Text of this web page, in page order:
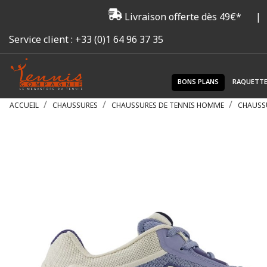
Livraison offerte dès 49€*
|
Service client : +33 (0)1 64 96 37 35
BONS PLANS
ACCUEIL CHAUSSURES CHAUSSURES DE TENNIS HOMME